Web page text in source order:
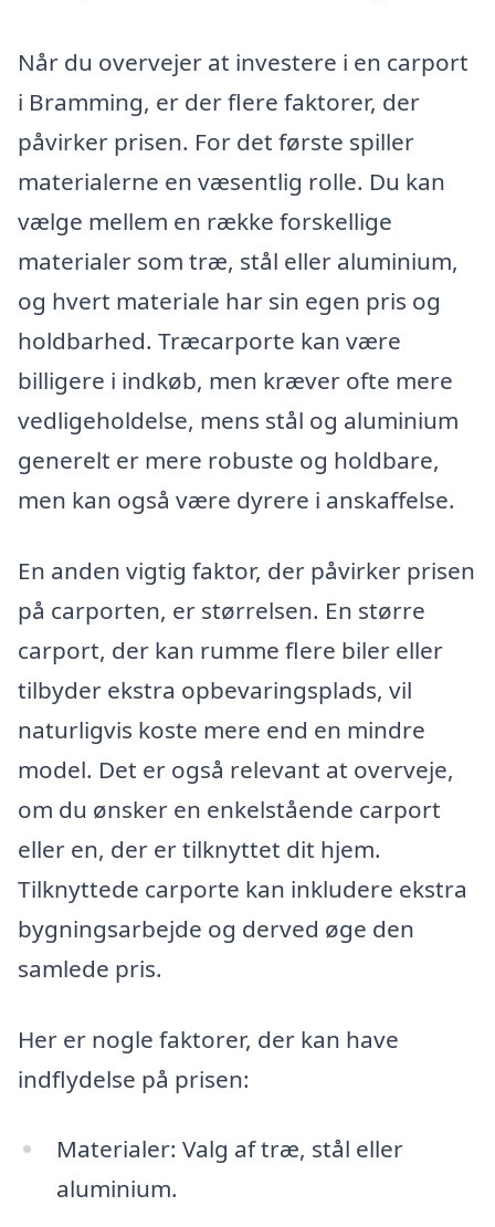
Når du overvejer at investere i en carport
i Bramming, er der flere faktorer, der
påvirker prisen. For det første spiller
materialerne en væsentlig rolle. Du kan
vælge mellem en række forskellige
materialer som træ, stål eller aluminium,
og hvert materiale har sin egen pris og
holdbarhed. Træcarporte kan være
billigere i indkøb, men kræver ofte mere
vedligeholdelse, mens stål og aluminium
generelt er mere robuste og holdbare,
men kan også være dyrere i anskaffelse.
En anden vigtig faktor, der påvirker prisen
på carporten, er størrelsen. En større
carport, der kan rumme flere biler eller
tilbyder ekstra opbevaringsplads, vil
naturligvis koste mere end en mindre
model. Det er også relevant at overveje,
om du ønsker en enkelstående carport
eller en, der er tilknyttet dit hjem.
Tilknyttede carporte kan inkludere ekstra
bygningsarbejde og derved øge den
samlede pris.
Her er nogle faktorer, der kan have
indflydelse på prisen:
Materialer: Valg af træ, stål eller
aluminium.